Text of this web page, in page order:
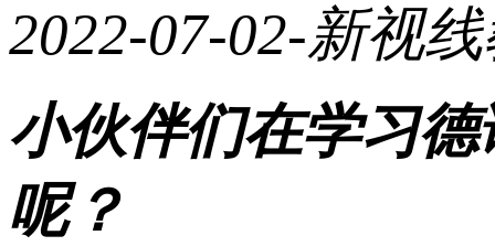
2022-07-02-新视
小伙伴们在学习
呢？